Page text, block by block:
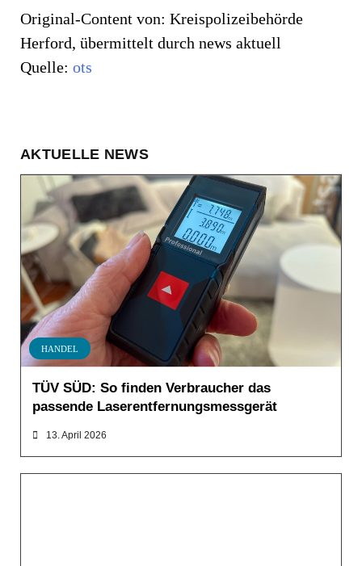
Original-Content von: Kreispolizeibehörde
Herford, übermittelt durch news aktuell
Quelle: ots
AKTUELLE NEWS
HANDEL
TÜV SÜD: So finden Verbraucher das
passende Laserentfernungsmessgerät
13. April 2026